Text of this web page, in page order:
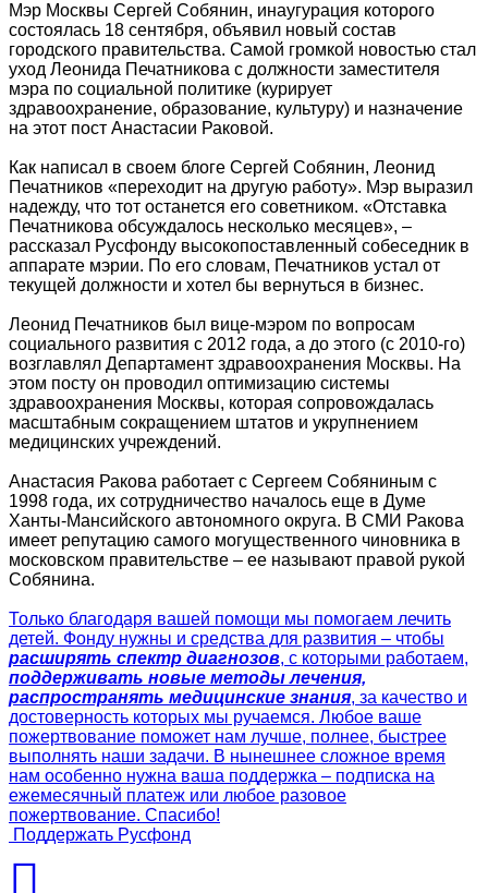
Мэр Москвы Сергей Собянин, инаугурация которого
состоялась 18 сентября, объявил новый состав
городского правительства. Самой громкой новостью стал
уход Леонида Печатникова с должности заместителя
мэра по социальной политике (курирует
здравоохранение, образование, культуру) и назначение
на этот пост Анастасии Раковой.
Как написал в своем блоге Сергей Собянин, Леонид
Печатников «переходит на другую работу». Мэр выразил
надежду, что тот останется его советником. «Отставка
Печатникова обсуждалось несколько месяцев», –
рассказал Русфонду высокопоставленный собеседник в
аппарате мэрии. По его словам, Печатников устал от
текущей должности и хотел бы вернуться в бизнес.
Леонид Печатников был вице-мэром по вопросам
социального развития с 2012 года, а до этого (с 2010-го)
возглавлял Департамент здравоохранения Москвы. На
этом посту он проводил оптимизацию системы
здравоохранения Москвы, которая сопровождалась
масштабным сокращением штатов и укрупнением
медицинских учреждений.
Анастасия Ракова работает с Сергеем Собяниным с
1998 года, их сотрудничество началось еще в Думе
Ханты-Мансийского автономного округа. В СМИ Ракова
имеет репутацию самого могущественного чиновника в
московском правительстве – ее называют правой рукой
Собянина.
Только благодаря вашей помощи мы помогаем лечить
детей. Фонду нужны и средства для развития – чтобы
расширять спектр диагнозов, с которыми работаем,
поддерживать новые методы лечения,
распространять медицинские знания, за качество и
достоверность которых мы ручаемся. Любое ваше
пожертвование поможет нам лучше, полнее, быстрее
выполнять наши задачи. В нынешнее сложное время
нам особенно нужна ваша поддержка – подписка на
ежемесячный платеж или любое разовое
пожертвование. Спасибо!
Поддержать Русфонд